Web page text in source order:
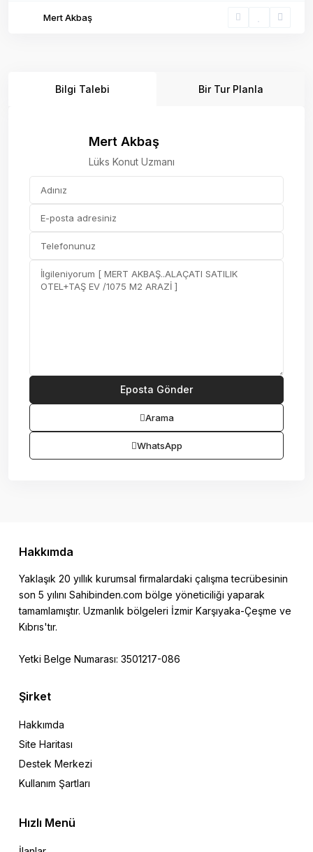
Mert Akbaş
Bilgi Talebi Bir Tur Planla
Mert Akbaş
Lüks Konut Uzmanı
Arama
WhatsApp
Hakkımda
Yaklaşık 20 yıllık kurumsal firmalardaki çalışma tecrübesinin
son 5 yılını Sahibinden.com bölge yöneticiliği yaparak
tamamlamıştır. Uzmanlık bölgeleri İzmir Karşıyaka-Çeşme ve
Kıbrıs'tır.
Yetki Belge Numarası: 3501217-086
Şirket
Hakkımda
Site Haritası
Destek Merkezi
Kullanım Şartları
Hızlı Menü